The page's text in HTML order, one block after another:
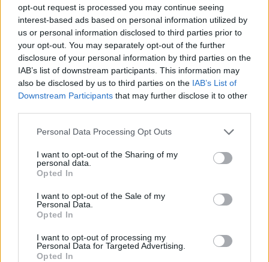
opt-out request is processed you may continue seeing
interest-based ads based on personal information utilized by
us or personal information disclosed to third parties prior to
your opt-out. You may separately opt-out of the further
disclosure of your personal information by third parties on the
IAB’s list of downstream participants. This information may
also be disclosed by us to third parties on the IAB’s List of
Downstream Participants that may further disclose it to other
Please note that this website/app uses one or more Google
not limited to your visit or usage behaviour. You may click to
grant or deny consent to Google and its third-party tags to
use your data for below specified purposes in below Google
consent section.
Personal Data Processing Opt Outs
I want to opt-out of the Sharing of my
personal data.
Opted In
I want to opt-out of the Sale of my
Personal Data.
Opted In
I want to opt-out of processing my
Personal Data for Targeted Advertising.
Opted In
Újra, új helyen!
szinhazhu•
Hosszú idő után ismét Minden Rossz Varietére